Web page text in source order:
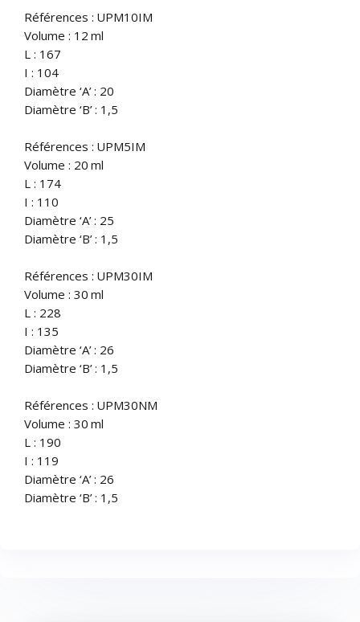
Références : UPM10IM
Volume : 12 ml
L : 167
I : 104
Diamètre ‘A’ : 20
Diamètre ‘B’ : 1,5
Références : UPM5IM
Volume : 20 ml
L : 174
I : 110
Diamètre ‘A’ : 25
Diamètre ‘B’ : 1,5
Références : UPM30IM
Volume : 30 ml
L : 228
I : 135
Diamètre ‘A’ : 26
Diamètre ‘B’ : 1,5
Références : UPM30NM
Volume : 30 ml
L : 190
I : 119
Diamètre ‘A’ : 26
Diamètre ‘B’ : 1,5